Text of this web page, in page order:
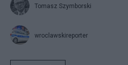
Tomasz Szymborski
wroclawskireporter